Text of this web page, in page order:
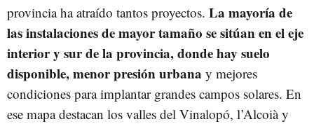
provincia ha atraído tantos proyectos. La mayoría de
las instalaciones de mayor tamaño se sitúan en el eje
interior y sur de la provincia, donde hay suelo
disponible, menor presión urbana y mejores
condiciones para implantar grandes campos solares. En
ese mapa destacan los valles del Vinalopó, l’Alcoià y